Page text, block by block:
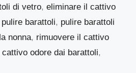
di vetro, eliminare il cattivo
pulire barattoli, pulire barattoli
nonna, rimuovere il cattivo
odore dai barattoli,